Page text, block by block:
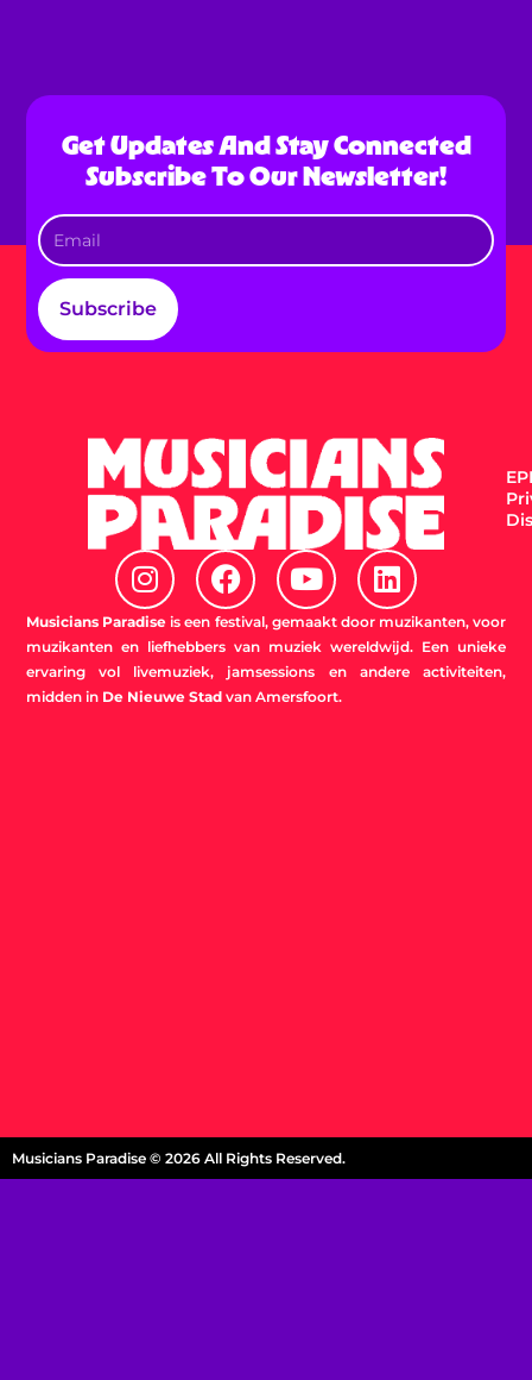
Get Updates And Stay Connected
Subscribe To Our Newsletter!
Subscribe
I
n
s
t
a
g
F
a
c
e
b
o
Y
o
u
t
u
b
L
i
n
k
e
Musicians Paradise is een festival, gemaakt door muzikanten, voor
muzikanten en liefhebbers van muziek wereldwijd. Een unieke
ervaring vol livemuziek, jamsessions en andere activiteiten,
midden in De Nieuwe Stadvan Amersfoort.
Musicians Paradise © 2026 All Rights Reserved.